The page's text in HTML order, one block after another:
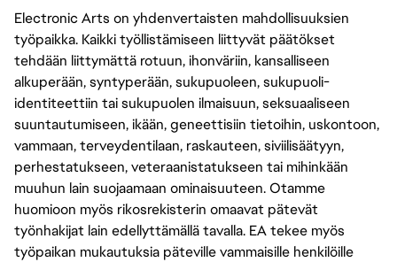
Electronic Arts on yhdenvertaisten mahdollisuuksien
työpaikka. Kaikki työllistämiseen liittyvät päätökset
tehdään liittymättä rotuun, ihonväriin, kansalliseen
alkuperään, syntyperään, sukupuoleen, sukupuoli-
identiteettiin tai sukupuolen ilmaisuun, seksuaaliseen
suuntautumiseen, ikään, geneettisiin tietoihin, uskontoon,
vammaan, terveydentilaan, raskauteen, siviilisäätyyn,
perhestatukseen, veteraanistatukseen tai mihinkään
muuhun lain suojaamaan ominaisuuteen. Otamme
huomioon myös rikosrekisterin omaavat pätevät
työnhakijat lain edellyttämällä tavalla. EA tekee myös
työpaikan mukautuksia päteville vammaisille henkilöille